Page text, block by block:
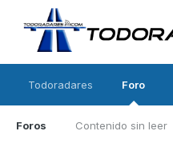
Todoradares Foro
Foros Contenido sin leer